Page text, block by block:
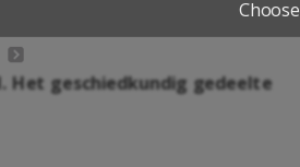
Het geschiedkundig gedeelte